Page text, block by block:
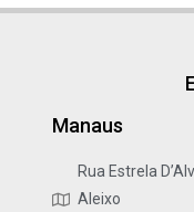
Manaus
Rua Estrela
Aleixo